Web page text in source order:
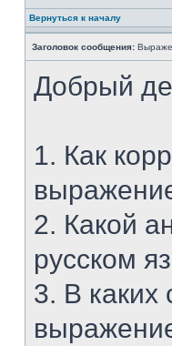
Вернуться к началу
Заголовок сообщения:
Добрый
1. Как
2. Какой
русском
3. В каких